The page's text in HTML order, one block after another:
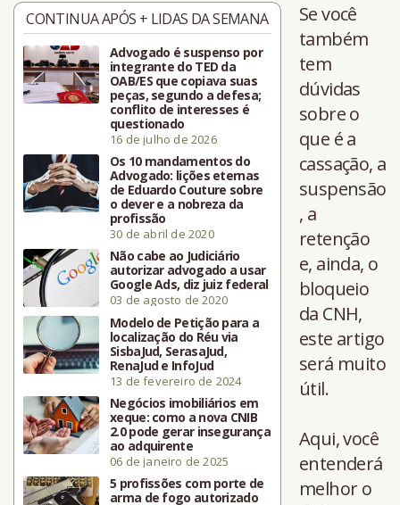
CONTINUA APÓS + LIDAS DA SEMANA
Advogado é suspenso por
integrante do TED da
OAB/ES que copiava suas
peças, segundo a defesa;
conflito de interesses é
questionado
16 de julho de 2026
Os 10 mandamentos do
Advogado: lições eternas
de Eduardo Couture sobre
o dever e a nobreza da
profissão
30 de abril de 2020
Não cabe ao Judiciário
autorizar advogado a usar
Google Ads, diz juiz federal
03 de agosto de 2020
Modelo de Petição para a
localização do Réu via
SisbaJud, SerasaJud,
RenaJud e InfoJud
13 de fevereiro de 2024
Negócios imobiliários em
xeque: como a nova CNIB
2.0 pode gerar insegurança
ao adquirente
06 de janeiro de 2025
5 profissões com porte de
arma de fogo autorizado
Se você
também
tem
dúvidas
sobre o
que é a
cassação, a
suspensão
, a
retenção
e, ainda, o
bloqueio
da CNH,
este artigo
será muito
útil.
Aqui, você
entenderá
melhor o